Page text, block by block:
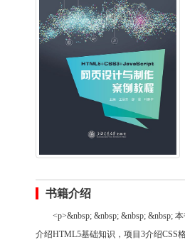
书籍介绍
<p>&nbsp; &nbsp; &nbsp; &nbsp;
介绍HTML5基础知识，项目3介绍CSS